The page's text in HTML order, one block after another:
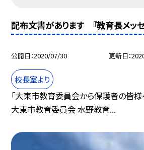
配布文書があります 『教育長メッセ
公開日 2020/07/30 更新日
校長室より
「大東市教育委員会から保護者の皆様
大東市教育委員会 水野教育...